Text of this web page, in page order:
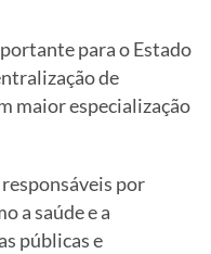
para o Estado
de
maior especialização
por
a saúde e a
públicas e